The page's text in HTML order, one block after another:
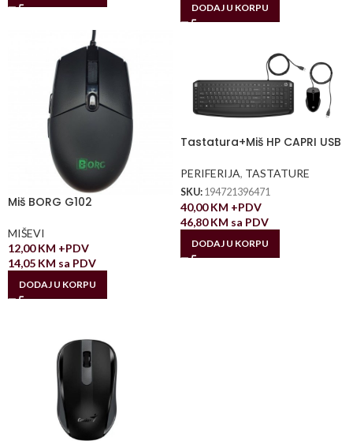
DODAJ U KORPU
Miš BORG G102
MIŠEVI
12,00KM +PDV
14,05 KM sa PDV
DODAJ U KORPU
Tastatura+Miš HP CAPRI USB
PERIFERIJA, TASTATURE
SKU: 194721396471
40,00KM +PDV
46,80KM sa PDV
DODAJ U KORPU